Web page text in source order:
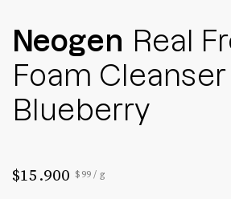
Neogen Real
Foam Cleanser
Blueberry
$15.900 Precio por unidad
$99 /por
g